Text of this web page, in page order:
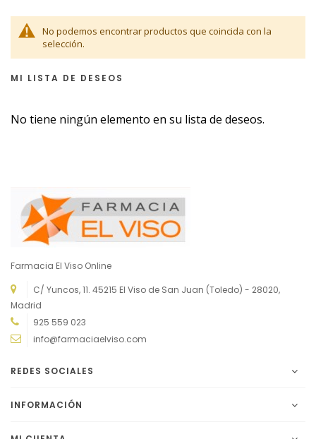
No podemos encontrar productos que coincida con la
selección.
MI LISTA DE DESEOS
No tiene ningún elemento en su lista de deseos.
Farmacia El Viso Online
C/ Yuncos, 11. 45215 El Viso de San Juan (Toledo) - 28020,
Madrid
925 559 023
info@farmaciaelviso.com
REDES SOCIALES
INFORMACIÓN